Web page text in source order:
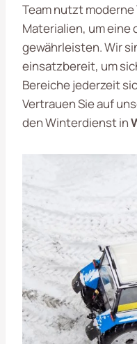
Team nutzt
Materialien, um eine
gewährleisten. Wir
einsatzbereit, um
Bereiche jederzeit
Vertrauen Sie auf
den Winterdienst in